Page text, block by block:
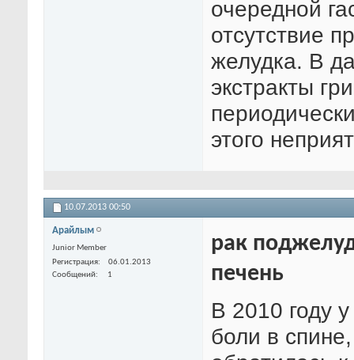
очередной
отсутствие
желудка. В
экстракты
этого
10.07.2013 00:50
Арайлым
Junior Member
Регистрация
06.01.2013
Сообщений
1
рак
печень
В 2010 году
боли в